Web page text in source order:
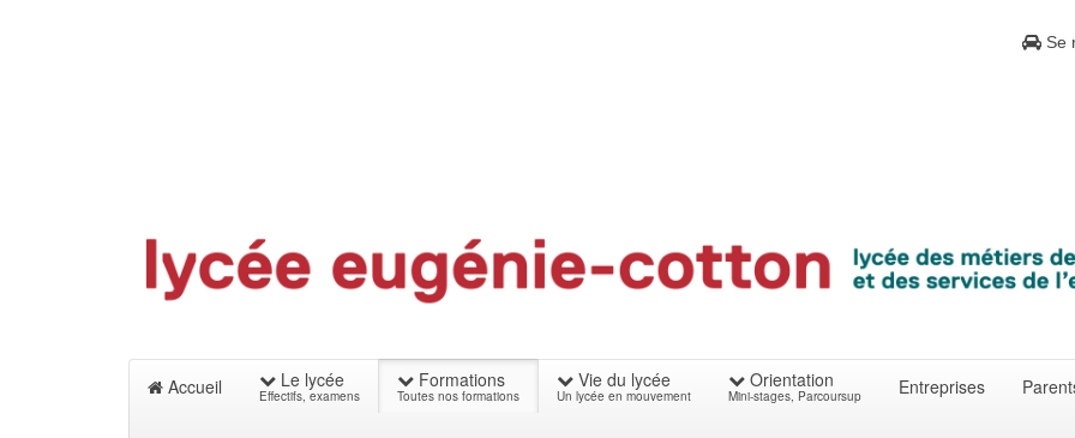
Se
Accueil Le lycée
Effectifs, examens
Formations
Toutes nos formations
Vie du lycée
Un lycée en mouvement
Orientation
Mini-stages, Parcoursup Entreprises